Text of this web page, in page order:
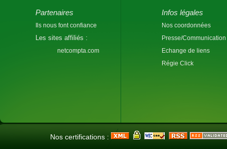
Partenaires
Ils nous font confiance
Les sites affiliés :
netcompta.com
Infos légales
Nos coordonnées
Presse/Communication
Echange de liens
Régie Click
Nos certifications :